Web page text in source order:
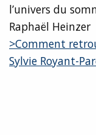
l’univers du
Raphaël Heinzer
>Comment
Sylvie Royant-